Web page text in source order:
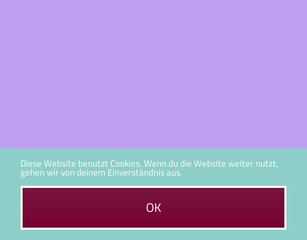
Diese Website benutzt Cookies. Wenn du die Website weiter nutzt,
gehen wir von deinem Einverständnis aus.
OK